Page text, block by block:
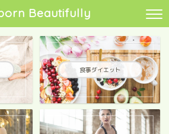
Beautifully
食事ダイエット